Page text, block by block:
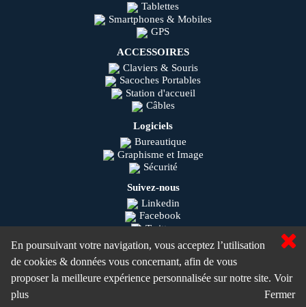
En poursuivant votre navigation, vous acceptez l’utilisation
de cookies & données vous concernant, afin de vous
proposer la meilleure expérience personnalisée sur notre site. Voir
plus
Fermer
Tablettes
Smartphones & Mobiles
GPS
ACCESSOIRES
Claviers & Souris
Sacoches Portables
Station d'accueil
Câbles
Logiciels
Bureautique
Graphisme et Image
Sécurité
Suivez-nous
Linkedin
Facebook
Twitter
Youtube
Instagram
Olisys © 2020